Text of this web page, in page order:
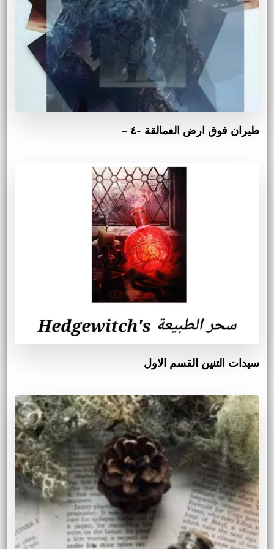
طيران فوق ارض العمالقة -٤ –
سيدات التنين القسم الاول